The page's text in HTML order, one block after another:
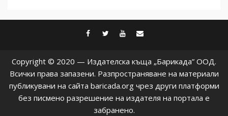
facebook
twitter
youtube
Copyright © 2020 — Издателска къща „Барикада” ООД.
Всички права запазени. Разпространяване на материали
публикувани на сайта baricada.org чрез други платформи
без писмено разрешение на издателя на портала е
забранено.